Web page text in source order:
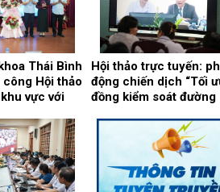
Thái Bình
Hội thảo
vực với
phẫu thuật
trị bệnh lý
Hội thảo trực tuyến:
động chiến dịch “Tối
đồng kiểm soát đường
bệnh nhân đái tháo